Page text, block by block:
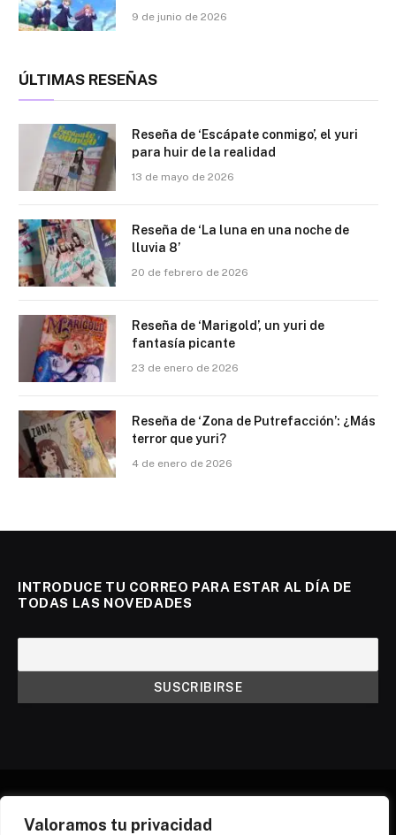
Valoramos tu privacidad
9 de junio de 2026
ÚLTIMAS RESEÑAS
Reseña de ‘Escápate conmigo’, el yuri
para huir de la realidad
13 de mayo de 2026
Reseña de ‘La luna en una noche de
lluvia 8’
20 de febrero de 2026
Reseña de ‘Marigold’, un yuri de
fantasía picante
23 de enero de 2026
Reseña de ‘Zona de Putrefacción’: ¿Más
terror que yuri?
4 de enero de 2026
INTRODUCE TU CORREO PARA ESTAR AL DÍA DE
TODAS LAS NOVEDADES